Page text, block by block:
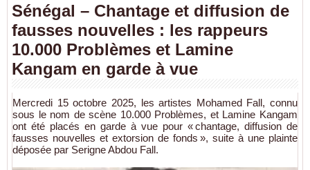
Sénégal – Chantage et diffusion de
fausses nouvelles : les rappeurs
10.000 Problèmes et Lamine
Kangam en garde à vue
Mercredi 15 octobre 2025, les artistes Mohamed Fall, connu
sous le nom de scène 10.000 Problèmes, et Lamine Kangam
ont été placés en garde à vue pour « chantage, diffusion de
fausses nouvelles et extorsion de fonds », suite à une plainte
déposée par Serigne Abdou Fall.